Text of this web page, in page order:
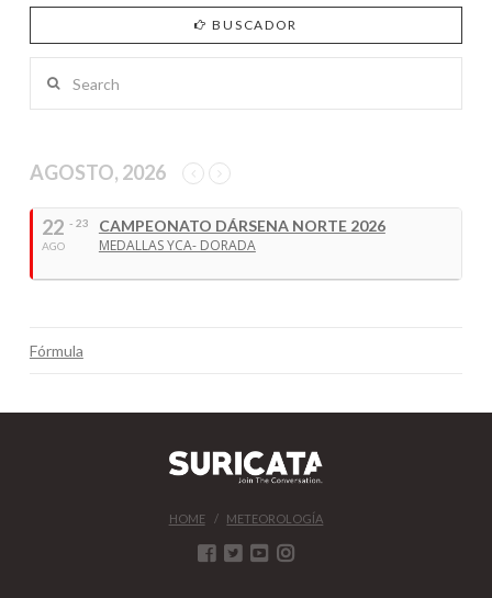
BUSCADOR
AGOSTO, 2026
22
AGO
- 23
CAMPEONATO DÁRSENA NORTE 2026
MEDALLAS YCA- DORADA
Fórmula
HOME METEOROLOGÍA